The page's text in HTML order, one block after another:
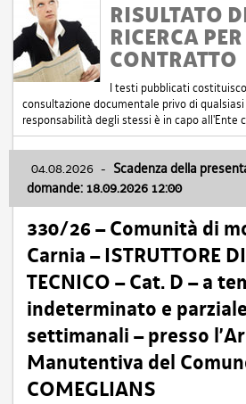
RISULTATO
RICERCA
CONTRATTO
I testi pubblicati
consultazione documentale privo di
responsabilità degli stessi è in capo all'Ente
04.08.2026 - Scadenza della
domande: 18.09.2026 12:00
330/26 – Comunità di
Carnia – ISTRUTTORE
TECNICO – Cat. D – a
indeterminato e
settimanali – presso
Manutentiva del
COMEGLIANS